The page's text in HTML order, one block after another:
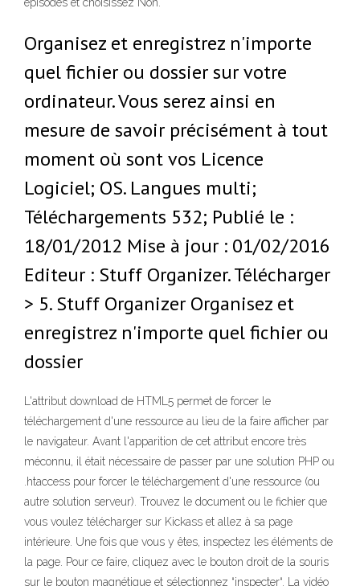
Organisez et enregistrez n'importe
quel fichier ou dossier sur votre
ordinateur. Vous serez ainsi en
mesure de savoir précisément à tout
moment où sont vos Licence
Logiciel; OS. Langues multi;
Téléchargements 532; Publié le :
18/01/2012 Mise à jour : 01/02/2016
Editeur : Stuff Organizer. Télécharger
> 5. Stuff Organizer Organisez et
enregistrez n'importe quel fichier ou
dossier
L'attribut download de HTML5 permet de forcer le
téléchargement d'une ressource au lieu de la faire afficher par
le navigateur. Avant l'apparition de cet attribut encore très
méconnu, il était nécessaire de passer par une solution PHP ou
.htaccess pour forcer le téléchargement d'une ressource (ou
autre solution serveur). Trouvez le document ou le fichier que
vous voulez télécharger sur Kickass et allez à sa page
intérieure. Une fois que vous y êtes, inspectez les éléments de
la page. Pour ce faire, cliquez avec le bouton droit de la souris
sur le bouton magnétique et sélectionnez “inspecter“. La vidéo